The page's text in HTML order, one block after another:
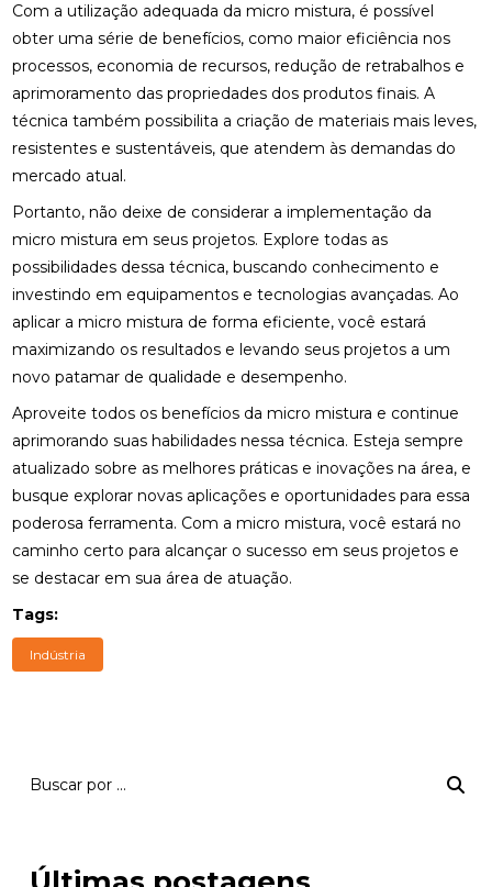
Com a utilização adequada da micro mistura, é possível
obter uma série de benefícios, como maior eficiência nos
processos, economia de recursos, redução de retrabalhos e
aprimoramento das propriedades dos produtos finais. A
técnica também possibilita a criação de materiais mais leves,
resistentes e sustentáveis, que atendem às demandas do
mercado atual.
Portanto, não deixe de considerar a implementação da
micro mistura em seus projetos. Explore todas as
possibilidades dessa técnica, buscando conhecimento e
investindo em equipamentos e tecnologias avançadas. Ao
aplicar a micro mistura de forma eficiente, você estará
maximizando os resultados e levando seus projetos a um
novo patamar de qualidade e desempenho.
Aproveite todos os benefícios da micro mistura e continue
aprimorando suas habilidades nessa técnica. Esteja sempre
atualizado sobre as melhores práticas e inovações na área, e
busque explorar novas aplicações e oportunidades para essa
poderosa ferramenta. Com a micro mistura, você estará no
caminho certo para alcançar o sucesso em seus projetos e
se destacar em sua área de atuação.
Tags:
Indústria